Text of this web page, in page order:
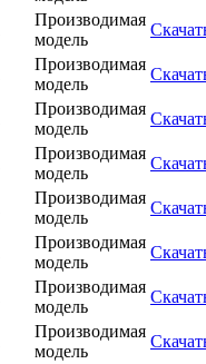
Производимая
модель
Производимая
модель
Производимая
модель
Производимая
модель
Производимая
модель
Производимая
модель
Производимая
модель
Производимая
модель